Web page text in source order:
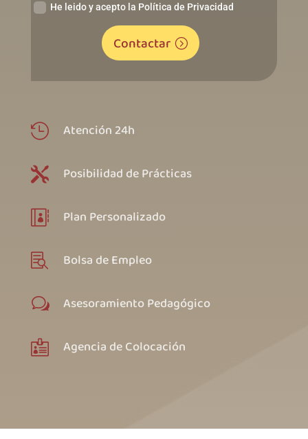
He leido y acepto la Política de Privacidad
Contactar
 Atención 24h
 Posibilidad de Prácticas
 Plan Personalizado
 Bolsa de Empleo
w Asesoramiento Pedagógico
 Agencia de Colocación